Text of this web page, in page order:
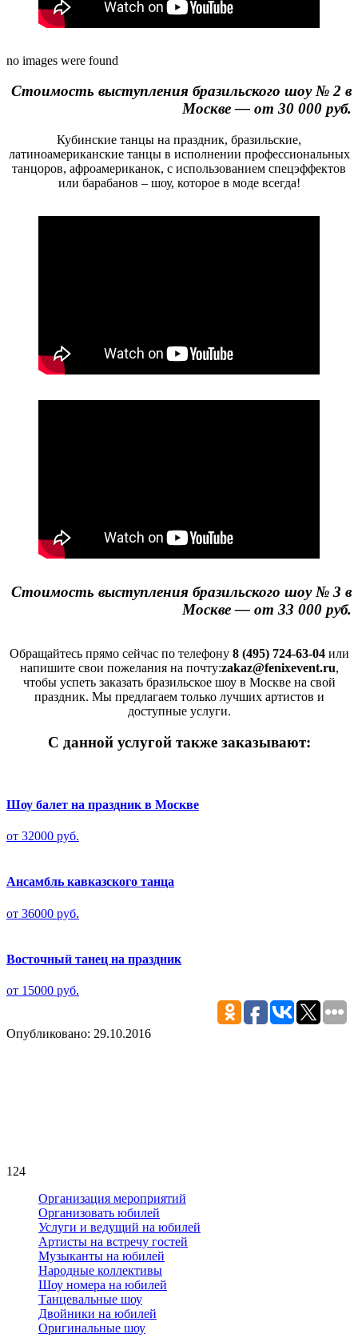
no images were found
Стоимость выступления бразильского шоу № 2 в
Москве — от 30 000 руб.
Кубинские танцы на праздник, бразильские,
латиноамериканские танцы в исполнении профессиональных
танцоров, афроамериканок, с использованием спецэффектов
или барабанов – шоу, которое в моде всегда!
Стоимость выступления бразильского шоу № 3 в
Москве — от 33 000 руб.
Обращайтесь прямо сейчас по телефону 8 (495) 724-63-04или
напишите свои пожелания на почту:zakaz@fenixevent.ru,
чтобы успеть заказать бразильское шоу в Москве на свой
праздник. Мы предлагаем только лучших артистов и
доступные услуги.
С данной услугой также заказывают:
Шоу балет на праздник в Москве
от 32000 руб.
Ансамбль кавказского танца
от 36000 руб.
Восточный танец на праздник
от 15000 руб.
Опубликовано: 29.10.2016
124
Организация мероприятий
Организовать юбилей
Услуги и ведущий на юбилей
Артисты на встречу гостей
Музыканты на юбилей
Народные коллективы
Шоу номера на юбилей
Танцевальные шоу
Двойники на юбилей
Оригинальные шоу